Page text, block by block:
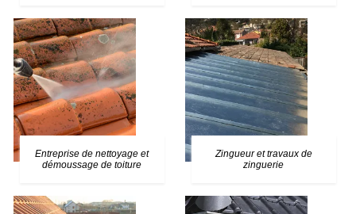
Entreprise de nettoyage et
démoussage de toiture
Zingueur et travaux de
zinguerie